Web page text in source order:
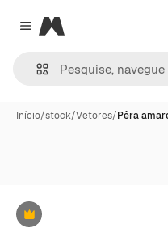
Close menu
Magnific
Início/stock/Vetores/Pêra
Premium